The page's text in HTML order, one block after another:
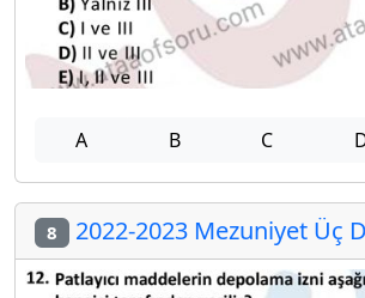
A B C
8 2022-2023 Mezuniyet Üç